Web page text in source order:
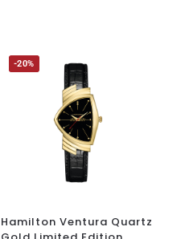
-20%
Hamilton Ventura Quartz